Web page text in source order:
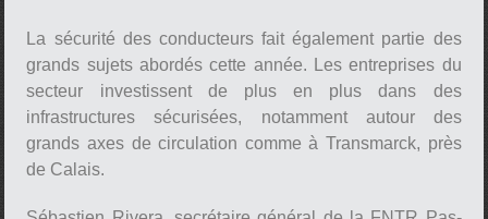
Play /
général de la FNTR Pas-de-
Calais
La sécurité des conducteurs fait également partie des
grands sujets abordés cette année. Les entreprises du
secteur investissent de plus en plus dans des
infrastructures sécurisées, notamment autour des
grands axes de circulation comme à Transmarck, près
de Calais.